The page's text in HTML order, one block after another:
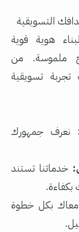
التسويقية
هوية قوية
ملموسة. من
تسويقية
نعرف جمهورك
خدماتنا تستند
بكفاءة.
معاك بكل خطوة